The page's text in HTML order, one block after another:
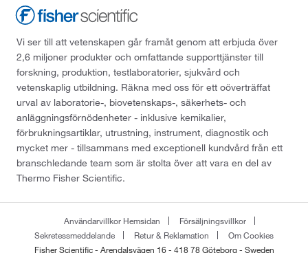
Vi ser till att vetenskapen går framåt genom att erbjuda över
2,6 miljoner produkter och omfattande supporttjänster till
forskning, produktion, testlaboratorier, sjukvård och
vetenskaplig utbildning. Räkna med oss för ett oöverträffat
urval av laboratorie-, biovetenskaps-, säkerhets- och
anläggningsförnödenheter - inklusive kemikalier,
förbrukningsartiklar, utrustning, instrument, diagnostik och
mycket mer - tillsammans med exceptionell kundvård från ett
branschledande team som är stolta över att vara en del av
Thermo Fisher Scientific.
Användarvillkor Hemsidan
Försäljningsvillkor
Sekretessmeddelande
Retur & Reklamation
Om Cookies
Fisher Scientific - Arendalsvägen 16 - 418 78 Göteborg - Sweden